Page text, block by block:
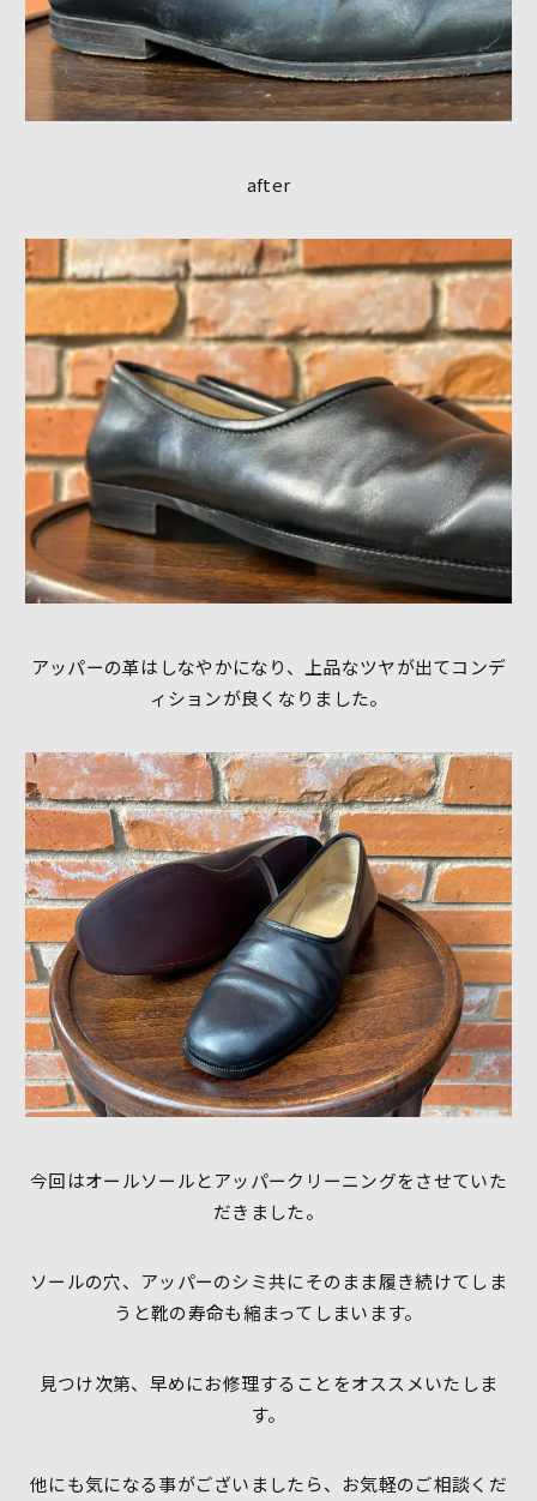
after
アッパーの革はしなやかになり、上品なツヤが出てコンデ
ィションが良くなりました。
今回はオールソールとアッパークリーニングをさせていた
だきました。
ソールの穴、アッパーのシミ共にそのまま履き続けてしま
うと靴の寿命も縮まってしまいます。
見つけ次第、 早めにお修理することをオススメいたしま
す。
他にも気になる事がございましたら、お気軽のご相談くだ